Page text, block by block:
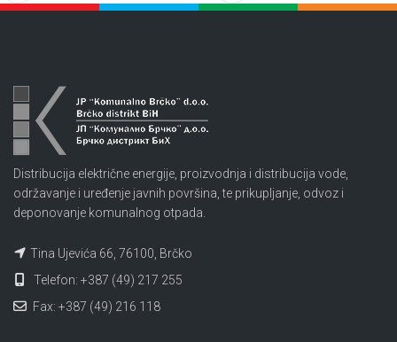
Distribucija električne energije, proizvodnja i distribucija vode,
održavanje i uređenje javnih površina, te prikupljanje, odvoz i
deponovanje komunalnog otpada.
Tina Ujevića 66, 76100, Brčko
Telefon: +387 (49) 217 255
Fax: +387 (49) 216 118